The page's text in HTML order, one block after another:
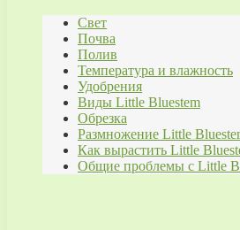
Свет
Почва
Полив
Температура и влажность
Удобрения
Виды Little Bluestem
Обрезка
Размножение Little
Как вырастить Little
Общие проблемы с Little